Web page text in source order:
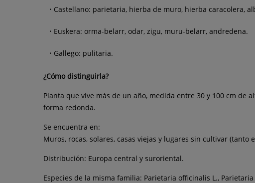
Castellano: parietaria, hierba de muro, hierba caracolera,
Euskera: orma-belarr, odar, zigu, muru-belarr, andredena.
Gallego: pulitaria.
¿Cómo distinguirla?
Planta que vive más de un año, medida entre 30 y 100 cm de
forma redonda.
Se encuentra en:
Muros, rocas, solares, casas viejas y lugares sin cultivar (tanto
Distribución: Europa central y suroriental.
Especies de la misma familia: Parietaria officinalis L.,